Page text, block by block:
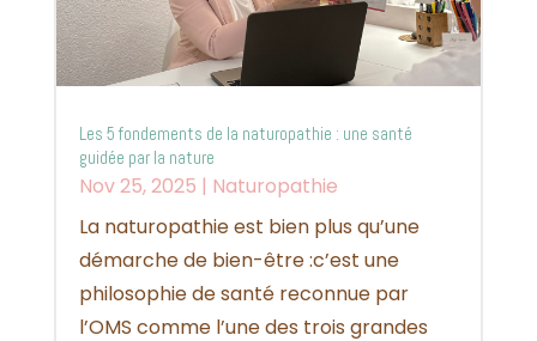
Les 5 fondements de la naturopathie : une santé
guidée par la nature
Nov 25, 2025 | Naturopathie
La naturopathie est bien plus qu’une
démarche de bien-être :c’est une
philosophie de santé reconnue par
l’OMS comme l’une des trois grandes